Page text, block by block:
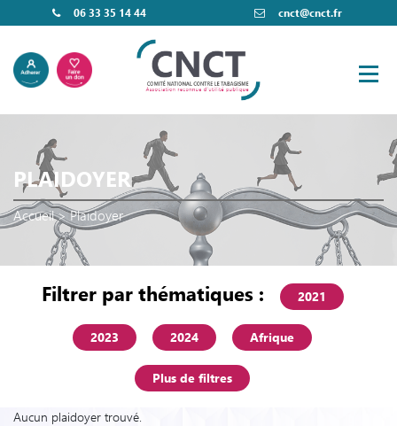
06 33 35 14 44 cnct@cnct.fr
PLAIDOYER
Accueil>Plaidoyer
Filtrer par thématiques : 2021
2023 2024 Afrique
Plus de filtres
Aucun plaidoyer trouvé.